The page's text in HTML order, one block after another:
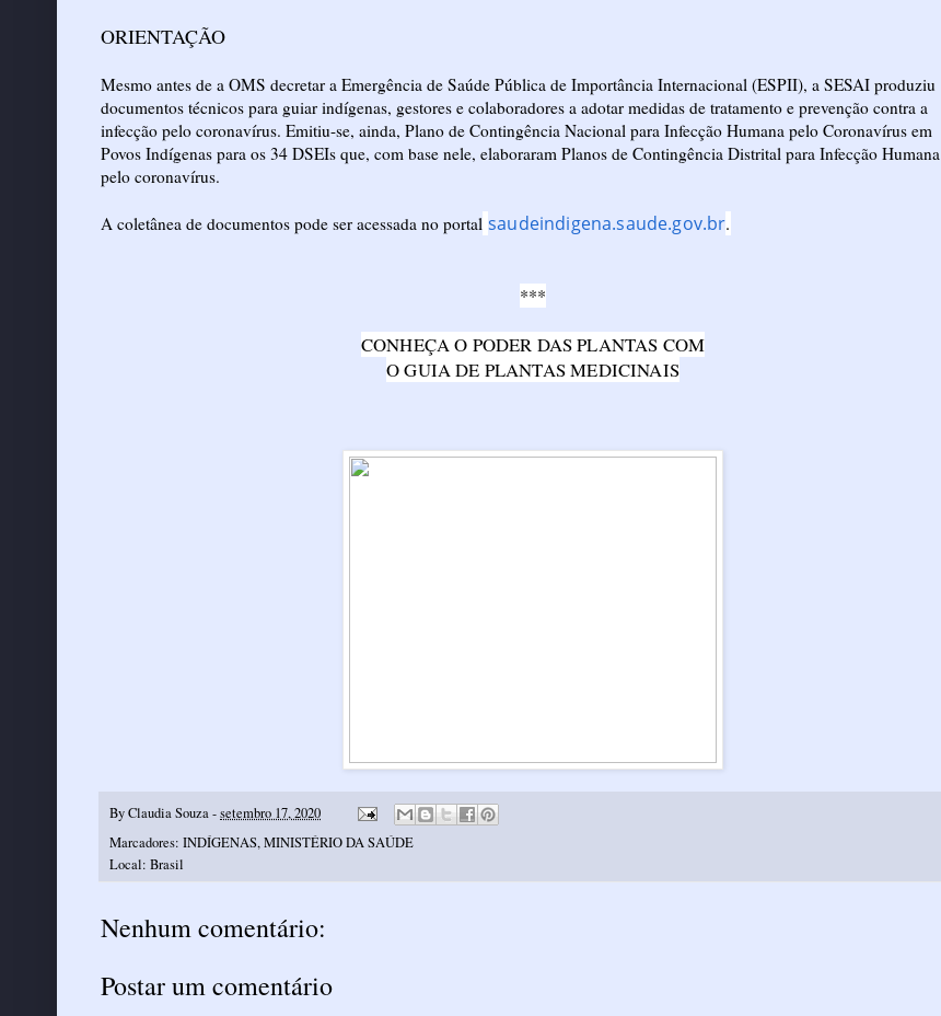
ORIENTAÇÃO
Mesmo antes de a OMS decretar a Emergência de Saúde Pública de Importância Internacional (ESPII), a SESAI produziu
documentos técnicos para guiar indígenas, gestores e colaboradores a adotar medidas de tratamento e prevenção contra a
infecção pelo coronavírus. Emitiu-se, ainda, Plano de Contingência Nacional para Infecção Humana pelo Coronavírus em
Povos Indígenas para os 34 DSEIs que, com base nele, elaboraram Planos de Contingência Distrital para Infecção Humana
pelo coronavírus.
A coletânea de documentos pode ser acessada no portal saudeindigena.saude.gov.br.
***
CONHEÇA O PODER DAS PLANTAS COM
O GUIA DE PLANTAS MEDICINAIS
ByClaudia Souza-setembro 17, 2020
Marcadores: INDÍGENAS,MINISTÉRIO DA SAÚDE
Local: Brasil
Nenhum comentário:
Postar um comentário